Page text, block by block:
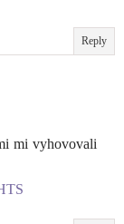
Reply
mi vyhovovali